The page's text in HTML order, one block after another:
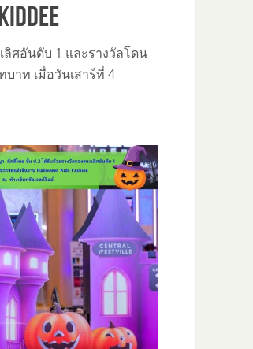
ศอันดับ 1 และรางวัลโดน
าท เมื่อวันเสาร์ที่ 4